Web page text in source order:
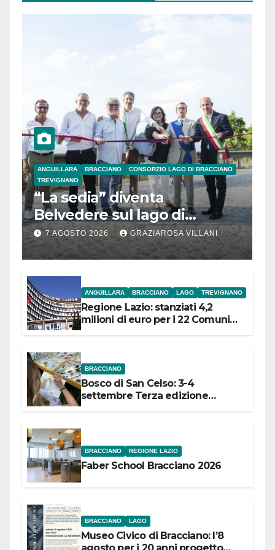
ANGUILLARA BRACCIANO
CONSORZIO LAGO DI BRACCIANO
TREVIGNANO
“La sedia” diventa
Belvedere sul lago di
Bracciano: ieri
l’inaugurazione
7 AGOSTO 2026 GRAZIAROSA VILLANI
ANGUILLARA BRACCIANO LAGO TREVIGNANO
Regione Lazio: stanziati 4,2
milioni di euro per i 22 Comuni
BRACCIANO
Bosco di San Celso: 3-4
settembre Terza edizione
BRACCIANO REGIONE LAZIO
Faber School Bracciano 2026
BRACCIANO LAGO
Museo Civico di Bracciano: l’8
agosto per i 20 anni progetto